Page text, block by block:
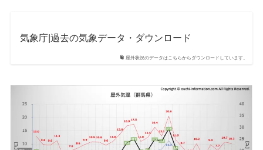
屋外状況のデータはこちらからダウンロードしています。
気象庁|過去の気象データ・ダウンロード